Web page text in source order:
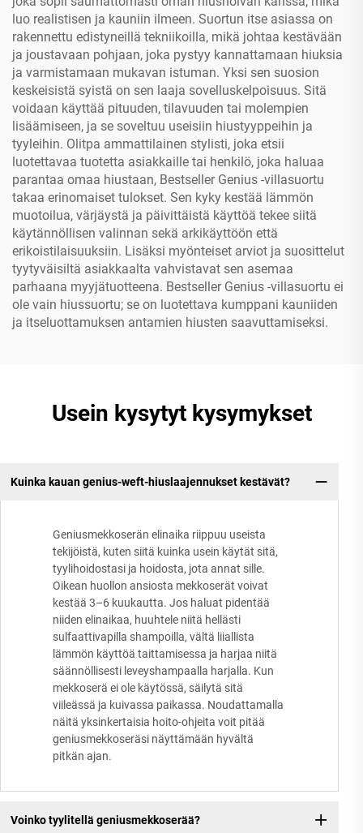
luo realistisen ja kauniin ilmeen. Suortun itse asiassa on
rakennettu edistyneillä tekniikoilla, mikä johtaa kestävään
ja joustavaan pohjaan, joka pystyy kannattamaan hiuksia
ja varmistamaan mukavan istuman. Yksi sen suosion
keskeisistä syistä on sen laaja sovelluskelpoisuus. Sitä
voidaan käyttää pituuden, tilavuuden tai molempien
lisäämiseen, ja se soveltuu useisiin hiustyyppeihin ja
tyyleihin. Olitpa ammattilainen stylisti, joka etsii
luotettavaa tuotetta asiakkaille tai henkilö, joka haluaa
parantaa omaa hiustaan, Bestseller Genius -villasuortu
takaa erinomaiset tulokset. Sen kyky kestää lämmön
muotoilua, värjäystä ja päivittäistä käyttöä tekee siitä
käytännöllisen valinnan sekä arkikäyttöön että
erikoistilaisuuksiin. Lisäksi myönteiset arviot ja suosittelut
tyytyväisiltä asiakkaalta vahvistavat sen asemaa
parhaana myyjätuotteena. Bestseller Genius -villasuortu ei
ole vain hiussuortu; se on luotettava kumppani kauniiden
ja itseluottamuksen antamien hiusten saavuttamiseksi.
Usein kysytyt kysymykset
Kuinka kauan genius-weft-hiuslaajennukset kestävät?
Geniusmekkoserän elinaika riippuu useista
tekijöistä, kuten siitä kuinka usein käytät sitä,
tyylihoidostasi ja hoidosta, jota annat sille.
Oikean huollon ansiosta mekkoserät voivat
kestää 3–6 kuukautta. Jos haluat pidentää
niiden elinaikaa, huuhtele niitä hellästi
sulfaattivapilla shampoilla, vältä liiallista
lämmön käyttöä taittamisessa ja harjaa niitä
säännöllisesti leveyshampaalla harjalla. Kun
mekkoserä ei ole käytössä, säilytä sitä
viileässä ja kuivassa paikassa. Noudattamalla
näitä yksinkertaisia hoito-ohjeita voit pitää
geniusmekkoseräsi näyttämään hyvältä
pitkän ajan.
Voinko tyylitellä geniusmekkoserää?